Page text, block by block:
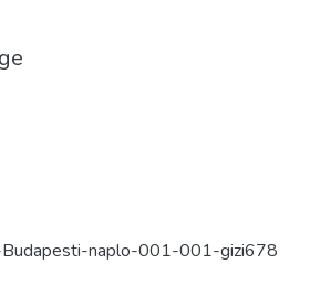
naplo-001-001-gizi678